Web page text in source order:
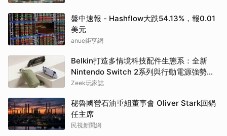
盤中速報 - Hashflow大跌54.13%，報0.01
美元
anue鉅亨網
Belkin打造多情境科技配件生態系：全新
Nintendo Switch 2系列與行動電源強勢登
場
Zeek玩家誌
秘魯國營石油重組董事會 Oliver Stark回鍋
任主席
民視新聞網